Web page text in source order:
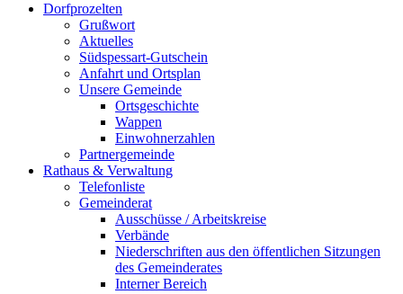
Dorfprozelten
Grußwort
Aktuelles
Südspessart-Gutschein
Anfahrt und Ortsplan
Unsere Gemeinde
Ortsgeschichte
Wappen
Einwohnerzahlen
Partnergemeinde
Rathaus & Verwaltung
Telefonliste
Gemeinderat
Ausschüsse / Arbeitskreise
Verbände
Niederschriften aus den öffentlichen Sitzungen
des Gemeinderates
Interner Bereich